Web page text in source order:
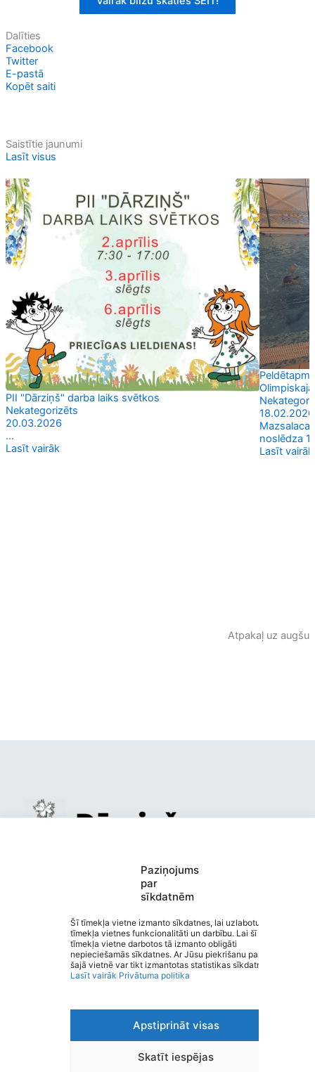
Paziņojums
par
sīkdatnēm
Šī tīmekļa vietne izmanto sīkdatnes, lai uzlabotu
tīmekļa vietnes funkcionalitāti un darbību. Lai šī
tīmekļa vietne darbotos tā izmanto obligāti
nepieciešamās sīkdatnes. Ar Jūsu piekrišanu papildus
šajā vietnē var tikt izmantotas statistikas sīkdatnes.
Lasīt vairāk Privātuma politika
Apstiprināt visas
Skatīt iespējas
Dalīties
Facebook
Twitter
E-pastā
Kopēt saiti
Saistītie jaunumi
Lasīt visus
PII "Dārziņš" darba laiks svētkos
Nekategorizēts
20.03.2026
...
Lasīt vairāk
18.02.2026
noslēdza
Lasīt vairāk
Atpakaļ uz augšu
Mazsalacas pirmsskolas izglītības
iestāde “Dārziņš”
Piekļūstamība